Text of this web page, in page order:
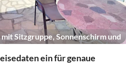
Sitzgruppe, Sonnenschirm und
ein für genaue